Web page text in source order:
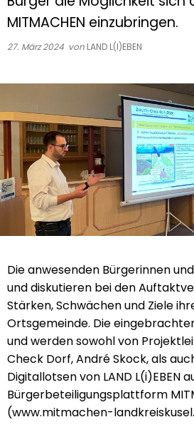
MITMACHEN einzubringen.
27. März 2024 von LAND L(I)EBEN
Die anwesenden Bürgerinnen
und diskutieren bei den
Stärken, Schwächen und Ziele
Ortsgemeinde. Die
und werden sowohl von
Check Dorf, André Skock, als
Digitallotsen von LAND L(i)EBEN
Bürgerbeteiligungsplattform
(www.mitmachen-